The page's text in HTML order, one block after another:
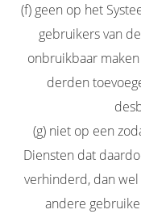
(f) geen op het
gebruikers van
onbruikbaar maken
derden
(g) niet op een
Diensten dat
verhinderd, dan
andere